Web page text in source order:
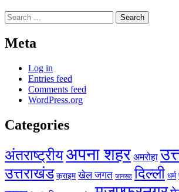
Search
for:
Meta
Log in
Entries feed
Comments feed
WordPress.org
Categories
अंतराष्ट्रीयअपना शहर अमरोहा
उत्तराखंड क्राइम खेल जगत जानसठ दिल्ली धर्म